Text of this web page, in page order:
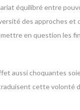
équilibré entre
des approches
en question les
aussi choquantes
cette volonté